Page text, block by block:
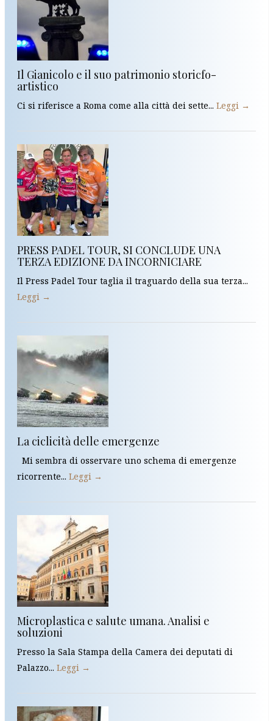
Il Gianicolo e il suo patrimonio storicfo-
artistico
Ci si riferisce a Roma come alla città dei sette... Leggi →
PRESS PADEL TOUR, SI CONCLUDE UNA
TERZA EDIZIONE DA INCORNICIARE
Il Press Padel Tour taglia il traguardo della sua terza...
Leggi →
La ciclicità delle emergenze
Mi sembra di osservare uno schema di emergenze
ricorrente... Leggi →
Microplastica e salute umana. Analisi e
soluzioni
Presso la Sala Stampa della Camera dei deputati di
Palazzo... Leggi →